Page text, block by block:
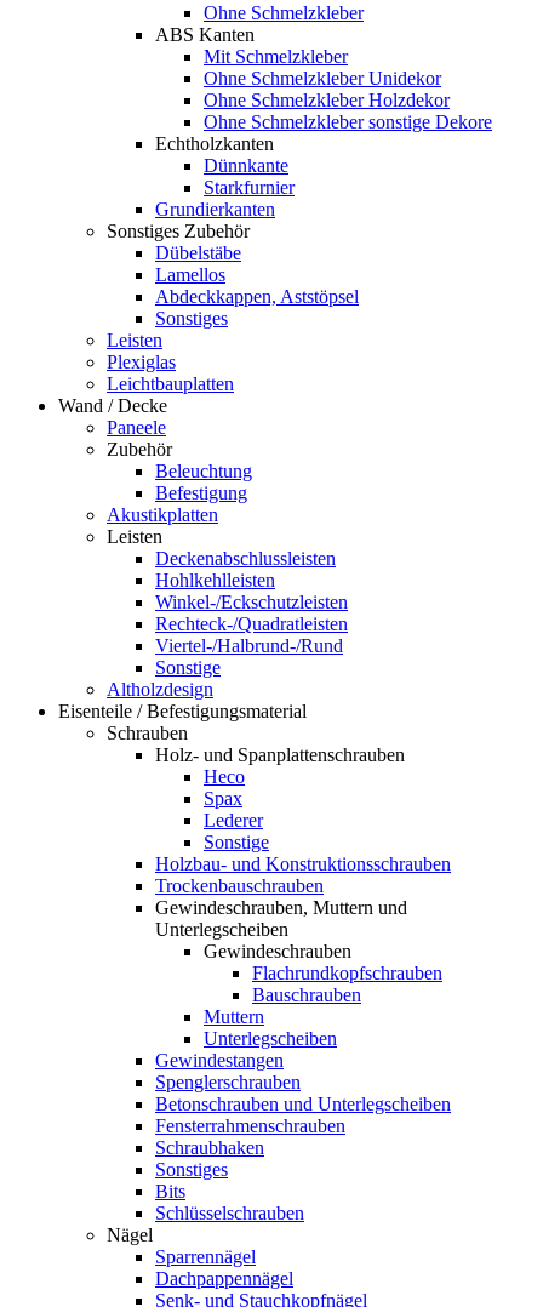
Ohne Schmelzkleber
ABS Kanten
Mit Schmelzkleber
Ohne Schmelzkleber Unidekor
Ohne Schmelzkleber Holzdekor
Ohne Schmelzkleber sonstige Dekore
Echtholzkanten
Dünnkante
Starkfurnier
Grundierkanten
Sonstiges Zubehör
Dübelstäbe
Lamellos
Abdeckkappen, Aststöpsel
Sonstiges
Leisten
Plexiglas
Leichtbauplatten
Wand / Decke
Paneele
Zubehör
Beleuchtung
Befestigung
Akustikplatten
Leisten
Deckenabschlussleisten
Hohlkehlleisten
Winkel-/Eckschutzleisten
Rechteck-/Quadratleisten
Viertel-/Halbrund-/Rund
Sonstige
Altholzdesign
Eisenteile / Befestigungsmaterial
Schrauben
Holz- und Spanplattenschrauben
Heco
Spax
Lederer
Sonstige
Holzbau- und Konstruktionsschrauben
Trockenbauschrauben
Gewindeschrauben, Muttern und
Unterlegscheiben
Gewindeschrauben
Flachrundkopfschrauben
Bauschrauben
Muttern
Unterlegscheiben
Gewindestangen
Spenglerschrauben
Betonschrauben und Unterlegscheiben
Fensterrahmenschrauben
Schraubhaken
Sonstiges
Bits
Schlüsselschrauben
Nägel
Sparrennägel
Dachpappennägel
Senk- und Stauchkopfnägel